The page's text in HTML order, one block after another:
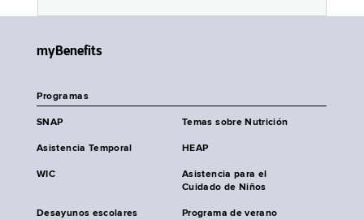
myBenefits
Programas
SNAP Temas sobre Nutrición
Asistencia Temporal HEAP
WIC
Asistencia para el
Cuidado de Niños
Desayunos escolares
Programa de verano